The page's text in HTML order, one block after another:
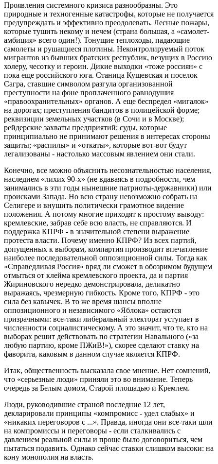
Проявления системного кризиса разнообразны. Это
природные и техногенные катастрофы, которые не получается
предупреждать и эффективно преодолевать. Лесные пожары,
которые тушить некому и нечем (страна большая, а «самолет-
амбиция» всего один!). Тонущие теплоходы, падающие
самолеты и рушащиеся плотины. Неконтролируемый поток
мигрантов из бывших братских республик, везущих в Россию
холеру, чесотку и героин. Дикие выходки «тоже россиян» с
пока еще российского юга. Станица Кущевская и поселок
Сагра, ставшие символом разгула организованной
преступности на фоне проплаченного равнодушия
«правоохранительных» органов. А еще беспредел «мигалок»
на дорогах; преступления бандитов в полицейской форме;
реквизиции земельных участков (в Сочи и в Москве);
рейдерские захваты предприятий; суды, которые
принципиально не принимают решения в интересах стороны
защиты; «распилы» и «откаты», которые вот-вот будут
легализованы - настолько массовым явлением они стали.
Конечно, все можно объяснить несознательностью населения,
наследием «лихих 90-х» (не вдаваясь в подробности, чем
занимались в эти годы нынешние патриоты-державники) или
происками Запада. Но всю страну невозможно собрать на
Селигере и внушить политически грамотное видение
положения. А потому многие приходят к простому выводу:
кремлевские, забрав себе всю власть, не справляются. И
поддержка КПРФ - в значительной степени выражение
протеста власти. Почему именно КПРФ? Из всех партий,
допущенных к выборам, компартия производит впечатление
наиболее последовательной оппозиционной силы. Тогда как
«Справедливая Россия» вряд ли сможет в обозримом будущем
отмыться от клейма кремлевского проекта, да и партия
Жириновского нередко демонстрировала, деликатно
выражаясь, чрезмерную гибкость. Кроме того, КПРФ - это
сила без кавычек. В то же время шансы вполне
оппозиционного и независимого «Яблока» остаются
призрачными: все-таки либеральный электорат уступает в
численности социалистическому. А это значит, что те, кто на
выборах решит действовать по стратегии Навального («за
любую партию, кроме ПЖиВ!»), скорее сделают ставку на
фаворита, каковым в данном случае является КПРФ.
Итак, общественность высказала свое мнение. Нет сомнений,
что «серьезные люди» приняли это во внимание. Теперь
очередь за Белым домом, Старой площадью и Кремлем.
Люди, руководившие страной последние 12 лет,
декларировали принципы «компромисс - удел слабых» и
«никаких переговоров с ...». Правда, иногда они все-таки шли
на компромиссы и переговоры - если сталкивались с
давлением реальной силы и проще было договориться, чем
пытаться подавить. Однако сейчас ставки слишком высоки: на
кону монополия на власть.